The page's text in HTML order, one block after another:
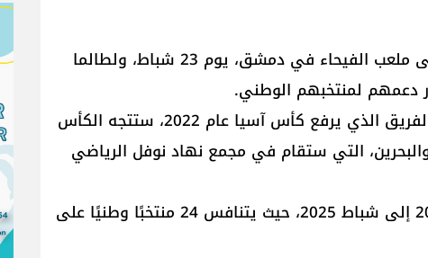
وسيكون الظهور الأول خلال مباراة سوريا ولبنان على ملعب الفيحاء في دمشق، يوم 23 شباط، ولطالما
لمنتخبهم الوطني.
ومن جهة أخرى، لبنان الذي كان قريبًا من أن يكون الفريق الذي يرفع كأس آسيا عام 2022، ستتجه الكأس
لبنان والبحرين، التي ستقام في مجمع نهاد نوفل الرياضي
وستقام التصفيات القارية في الفترة من شباط 2024 إلى شباط 2025، حيث يتنافس 24 منتخبًا وطنيًا على